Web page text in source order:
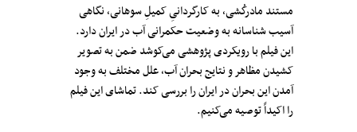
مستند مادرکُشی، به کارگردانیِ کمیلِ سوهانی، نگاهی
آسیب شناسانه به وضعیت حکمرانی آب در ایران دارد.
این فیلم با رویکردی پژوهشی می‌کوشد ضمن به تصویر
کشیدن مظاهر و نتایج بحران آب، علل مختلف به وجود
آمدن این بحران در ایران را بررسی کند. تماشای این فیلم
را اکیداً توصیه می‌کنیم.